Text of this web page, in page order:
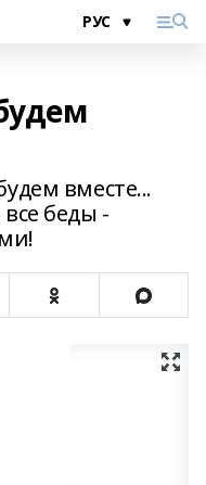
вместе...
беды -